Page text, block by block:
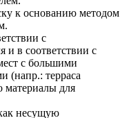
к основанию методом
с
и в соответствии с
с большими
(напр.: терраса
материалы для
несущую